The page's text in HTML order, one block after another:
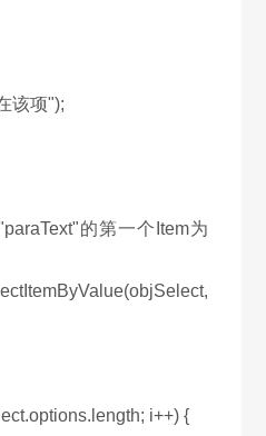
该项");
的第一个Item为
i++) {